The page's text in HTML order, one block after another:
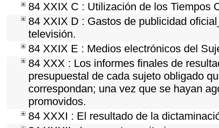
84 XXIX C : Utilización de los Tiempos
84 XXIX D : Gastos de publicidad
televisión.
84 XXIX E : Medios electrónicos del
84 XXX : Los informes finales de
presupuestal de cada sujeto obligado
correspondan; una vez que se hayan
promovidos.
84 XXXI : El resultado de la